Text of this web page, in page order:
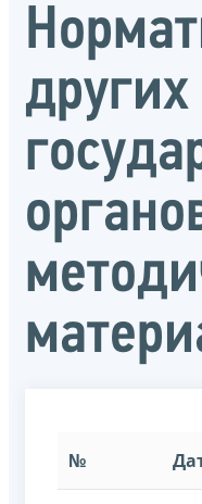
других
№